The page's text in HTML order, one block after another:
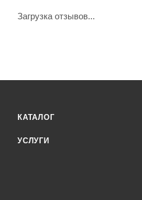
Загрузка отзывов...
КАТАЛОГ
УСЛУГИ